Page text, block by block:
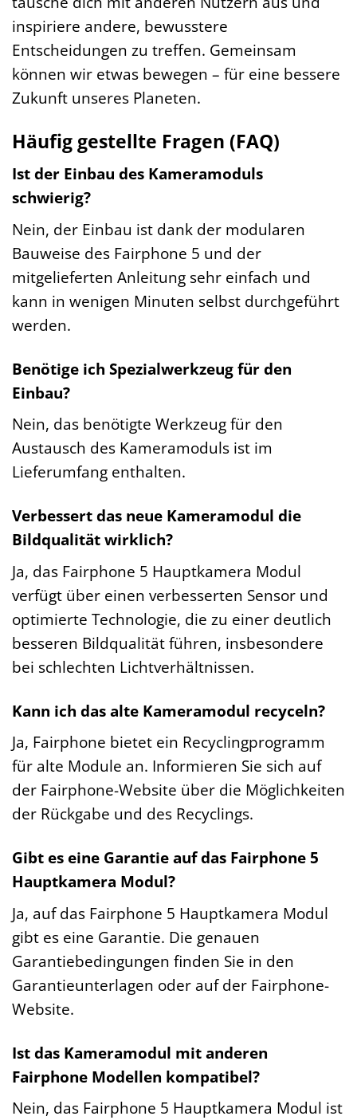
inspiriere andere, bewusstere
Entscheidungen zu treffen. Gemeinsam
können wir etwas bewegen – für eine bessere
Zukunft unseres Planeten.
Häufig gestellte Fragen (FAQ)
Ist der Einbau des Kameramoduls
schwierig?
Nein, der Einbau ist dank der modularen
Bauweise des Fairphone 5 und der
mitgelieferten Anleitung sehr einfach und
kann in wenigen Minuten selbst durchgeführt
werden.
Benötige ich Spezialwerkzeug für den
Einbau?
Nein, das benötigte Werkzeug für den
Austausch des Kameramoduls ist im
Lieferumfang enthalten.
Verbessert das neue Kameramodul die
Bildqualität wirklich?
Ja, das Fairphone 5 Hauptkamera Modul
verfügt über einen verbesserten Sensor und
optimierte Technologie, die zu einer deutlich
besseren Bildqualität führen, insbesondere
bei schlechten Lichtverhältnissen.
Kann ich das alte Kameramodul recyceln?
Ja, Fairphone bietet ein Recyclingprogramm
für alte Module an. Informieren Sie sich auf
der Fairphone-Website über die Möglichkeiten
der Rückgabe und des Recyclings.
Gibt es eine Garantie auf das Fairphone 5
Hauptkamera Modul?
Ja, auf das Fairphone 5 Hauptkamera Modul
gibt es eine Garantie. Die genauen
Garantiebedingungen finden Sie in den
Garantieunterlagen oder auf der Fairphone-
Website.
Ist das Kameramodul mit anderen
Fairphone Modellen kompatibel?
Nein, das Fairphone 5 Hauptkamera Modul ist